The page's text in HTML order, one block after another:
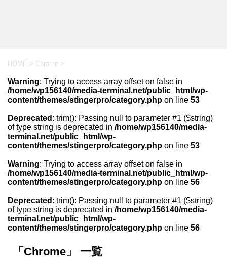
HOME > Chrome >
Warning: Trying to access array offset on false in
/home/wp156140/media-terminal.net/public_html/wp-
content/themes/stingerpro/category.php on line 53
Deprecated : trim(): Passing null to parameter #1 ($string)
of type string is deprecated in /home/wp156140/media-
terminal.net/public_html/wp-
content/themes/stingerpro/category.php on line 53
Warning: Trying to access array offset on false in
/home/wp156140/media-terminal.net/public_html/wp-
content/themes/stingerpro/category.php on line 56
Deprecated : trim(): Passing null to parameter #1 ($string)
of type string is deprecated in /home/wp156140/media-
terminal.net/public_html/wp-
content/themes/stingerpro/category.php on line 56
「Chrome」 一覧